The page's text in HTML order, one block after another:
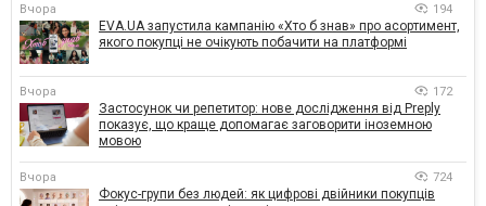
Вчора 194
EVA.UA запустила кампанію «Хто б знав» про асортимент,
якого покупці не очікують побачити на платформі
Вчора 172
Застосунок чи репетитор: нове дослідження від Preply
показує, що краще допомагає заговорити іноземною
мовою
Вчора 724
Фокус-групи без людей: як цифрові двійники покупців